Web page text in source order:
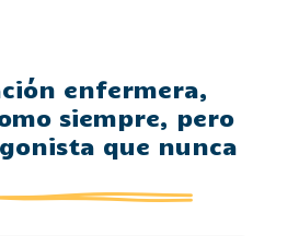
enfermera,
siempre, pero
que nunca